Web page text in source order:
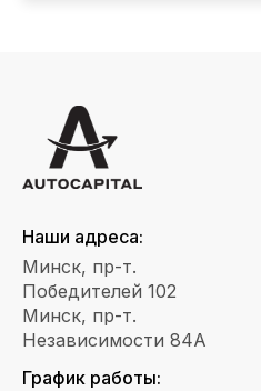
Наши адреса:
Минск, пр-т.
Победителей 102
Минск, пр-т.
Независимости 84А
График работы: